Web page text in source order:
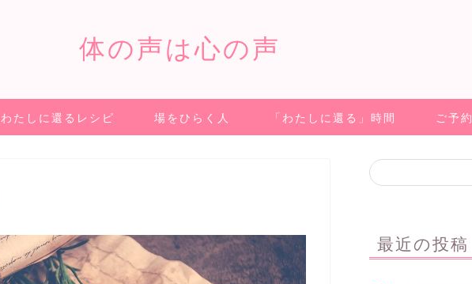
体の声は心の声
わたしに還るレシピ 場をひらく人 「わたしに還る」時間 ご予約
最近の投稿